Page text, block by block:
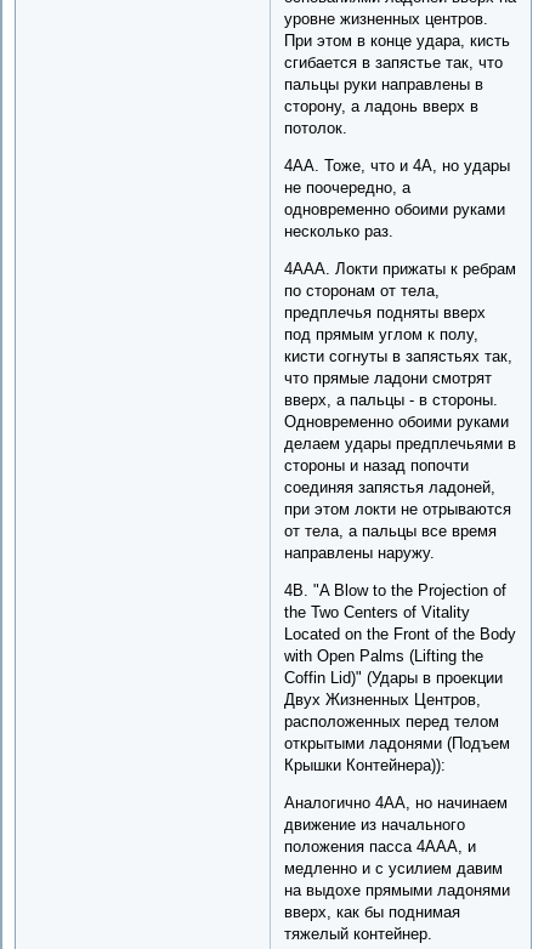
уровне жизненных центров.
При этом в конце удара, кисть
сгибается в запястье так, что
пальцы руки направлены в
сторону, а ладонь вверх в
потолок.
4AA. Тоже, что и 4A, но удары
не поочередно, а
одновременно обоими руками
несколько раз.
4AAA. Локти прижаты к ребрам
по сторонам от тела,
предплечья подняты вверх
под прямым углом к полу,
кисти согнуты в запястьях так,
что прямые ладони смотрят
вверх, а пальцы - в стороны.
Одновременно обоими руками
делаем удары предплечьями в
стороны и назад попочти
соединяя запястья ладоней,
при этом локти не отрываются
от тела, а пальцы все время
направлены наружу.
4B. "A Blow to the Projection of
the Two Centers of Vitality
Located on the Front of the Body
with Open Palms (Lifting the
Coffin Lid)" (Удары в проекции
Двух Жизненных Центров,
расположенных перед телом
открытыми ладонями (Подъем
Крышки Контейнера)):
Аналогично 4АА, но начинаем
движение из начального
положения пасса 4AAA, и
медленно и с усилием давим
на выдохе прямыми ладонями
вверх, как бы поднимая
тяжелый контейнер.